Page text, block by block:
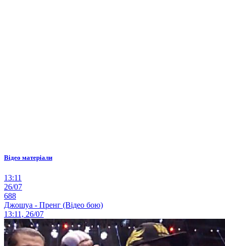
Відео матеріали
13:11
26/07
688
Джошуа - Пренг (Відео бою)
13:11, 26/07